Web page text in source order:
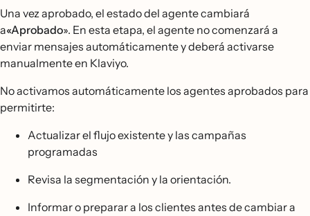
Una vez aprobado, el estado del agente cambiará
a«Aprobado». En esta etapa, el agente no comenzará a
enviar mensajes automáticamente y deberá activarse
manualmente en Klaviyo.
No activamos automáticamente los agentes aprobados para
permitirte:
Actualizar el flujo existente y las campañas
programadas
Revisa la segmentación y la orientación.
Informar o preparar a los clientes antes de cambiar a